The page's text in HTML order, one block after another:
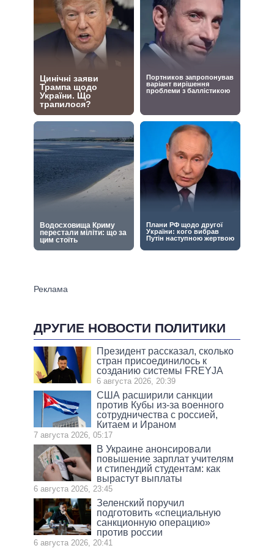
ДРУГИЕ НОВОСТИ ПОЛИТИКИ
Президент рассказал, сколько
стран присоединилось к
созданию системы FREYJA
6 августа 2026, 20:39
США расширили санкции
против Кубы из-за военного
сотрудничества с россией,
Китаем и Ираном
7 августа 2026, 05:17
В Украине анонсировали
повышение зарплат учителям
и стипендий студентам: как
вырастут выплаты
6 августа 2026, 23:45
Зеленский поручил
подготовить «специальную
санкционную операцию»
против россии
6 августа 2026, 20:41